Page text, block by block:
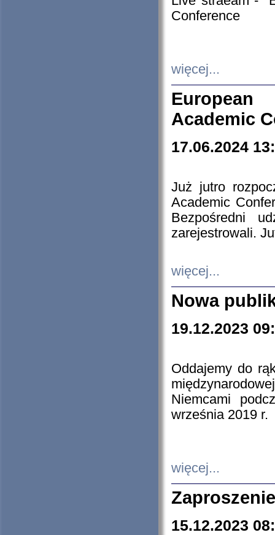
Conference
więcej...
European
Academic
17.06.2024
Już jutro
Academic
Bezpośredni
zarejestrowali.
więcej...
Nowa
19.12.2023
Oddajemy do
Niemcami
września 2019 r.
więcej...
15.12.2023